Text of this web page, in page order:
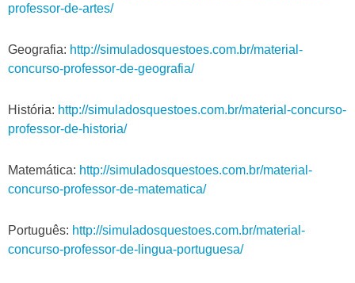
professor-de-artes/
Geografia: http://simuladosquestoes.com.br/material-
concurso-professor-de-geografia/
História: http://simuladosquestoes.com.br/material-concurso-
professor-de-historia/
Matemática: http://simuladosquestoes.com.br/material-
concurso-professor-de-matematica/
Português: http://simuladosquestoes.com.br/material-
concurso-professor-de-lingua-portuguesa/